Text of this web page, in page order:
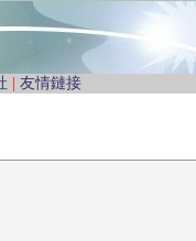
友情鏈接